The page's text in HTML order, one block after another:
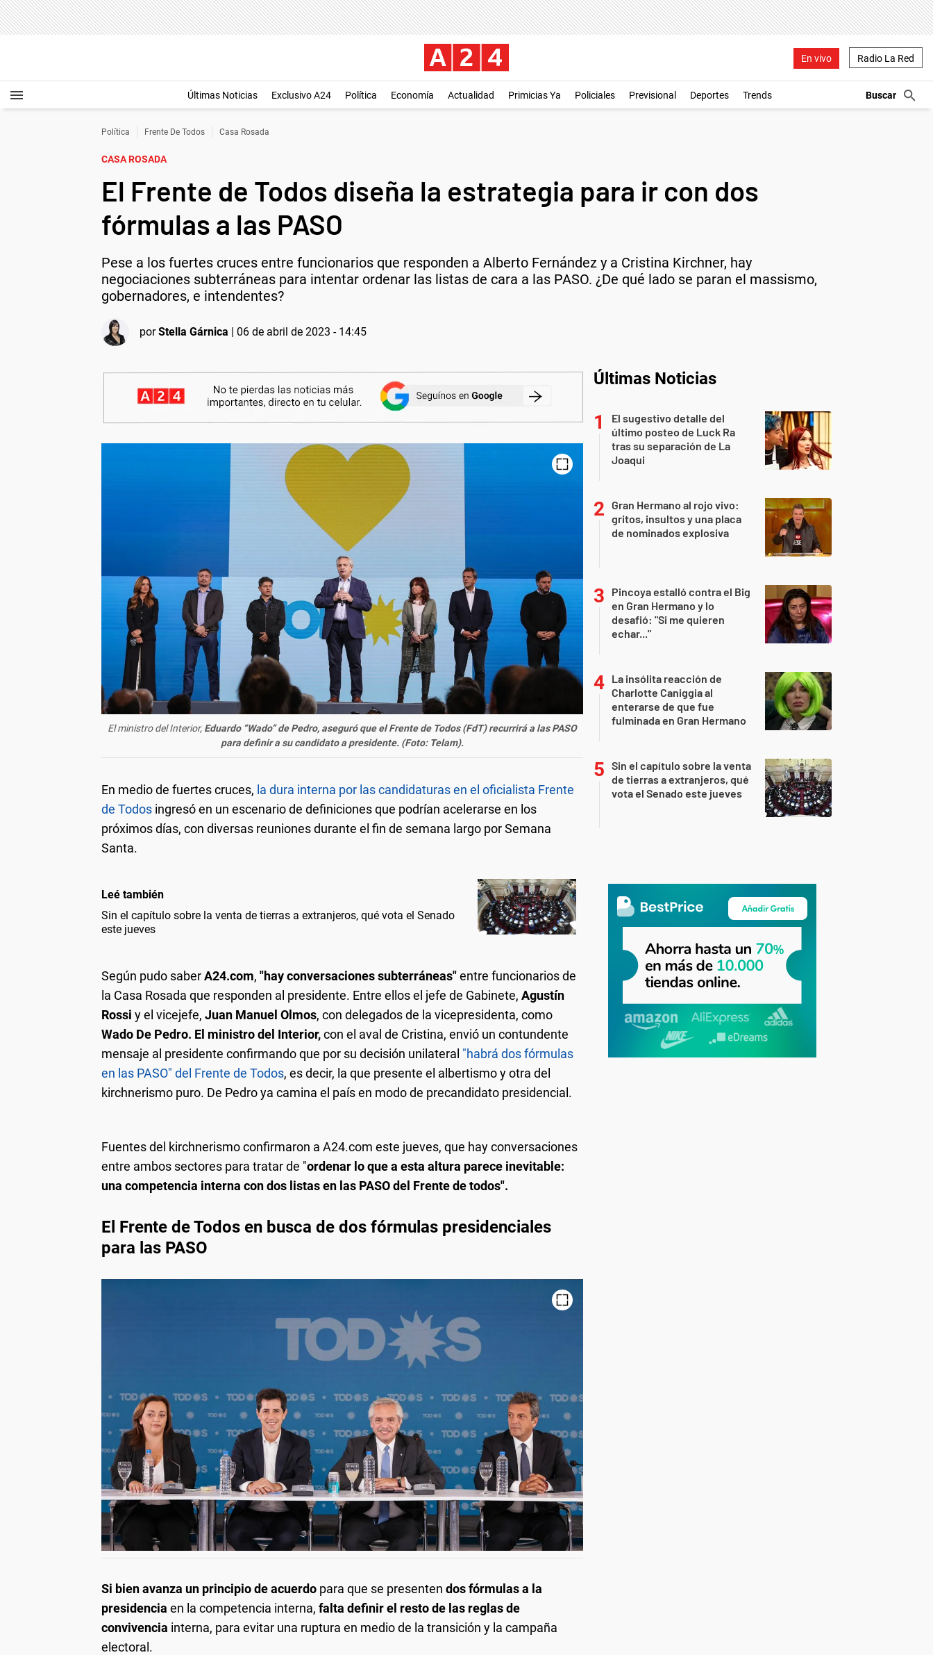
En vivo Radio La Red
Últimas Noticias Exclusivo A24 Política Economía Actualidad Primicias Ya Policiales Previsional Deportes Trends
Política Frente De Todos Casa Rosada
CASA ROSADA
El Frente de Todos diseña la estrategia para ir con dos
fórmulas a las PASO
Pese a los fuertes cruces entre funcionarios que responden a Alberto Fernández y a Cristina Kirchner, hay
negociaciones subterráneas para intentar ordenar las listas de cara a las PASO. ¿De qué lado se paran el massismo,
gobernadores, e intendentes?
porStella Gárnica | 06 de abril de 2023 - 14:45
El ministro del Interior,Eduardo “Wado” de Pedro, aseguró que el Frente de Todos (FdT)recurrirá a las PASO
para definir a su candidato a presidente. (Foto: Telam).
En medio de fuertes cruces, la dura interna por las candidaturas en el oficialista Frente
de Todos ingresó en un escenario de definiciones que podrían acelerarse en los
próximos días, con diversas reuniones durante el fin de semana largo por Semana
Santa.
Leé también
Sin el capítulo sobre la venta de tierras a extranjeros, qué vota el Senado
este jueves
Según pudo saberA24.com, "hay conversaciones subterráneas"entre funcionarios de
la Casa Rosada que responden al presidente. Entre ellos el jefe de Gabinete, Agustín
Rossi y el vicejefe, Juan Manuel Olmos, con delegados de la vicepresidenta, como
Wado De Pedro. El ministro del Interior,con el aval de Cristina, envió un contundente
mensaje al presidente confirmando que por su decisión unilateral "habrá dos fórmulas
en las PASO" del Frente de Todos, es decir, la que presente el albertismo y otra del
kirchnerismo puro. De Pedro ya camina el país en modo de precandidato presidencial.
Fuentes del kirchnerismo confirmaron a A24.com este jueves, que hay conversaciones
entre ambos sectores para tratar de "ordenar lo que a esta altura parece inevitable:
una competencia interna con dos listas en las PASO del Frente de todos".
El Frente de Todos en busca de dos fórmulas presidenciales
para las PASO
Si bien avanza un principio de acuerdo para que se presenten dos fórmulas a la
presidencia en la competencia interna, falta definir el resto de las reglas de
convivencia interna, para evitar una ruptura en medio de la transición y la campaña
electoral.
Últimas Noticias
El sugestivo detalle del
último posteo de Luck Ra
tras su separación de La
Joaqui
Gran Hermano al rojo vivo:
gritos, insultos y una placa
de nominados explosiva
Pincoya estalló contra el Big
en Gran Hermano y lo
desafió: "Si me quieren
echar..."
La insólita reacción de
Charlotte Caniggia al
enterarse de que fue
fulminada en Gran Hermano
Sin el capítulo sobre la venta
de tierras a extranjeros, qué
vota el Senado este jueves